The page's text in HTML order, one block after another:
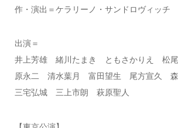
作・演出＝ケラリーノ・サンドロヴィッチ
出演＝
井上芳雄 緒川たまき ともさかりえ 松
原永二 清水葉月 富田望生 尾方宣久
三宅弘城 三上市朗 萩原聖人